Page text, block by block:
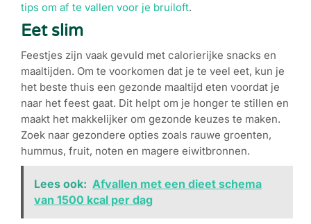
tips om af te vallen voor je bruiloft.
Eet slim
Feestjes zijn vaak gevuld met calorierijke snacks en
maaltijden. Om te voorkomen dat je te veel eet, kun je
het beste thuis een gezonde maaltijd eten voordat je
naar het feest gaat. Dit helpt om je honger te stillen en
maakt het makkelijker om gezonde keuzes te maken.
Zoek naar gezondere opties zoals rauwe groenten,
hummus, fruit, noten en magere eiwitbronnen.
Lees ook: Afvallen met een dieet schema
van 1500 kcal per dag